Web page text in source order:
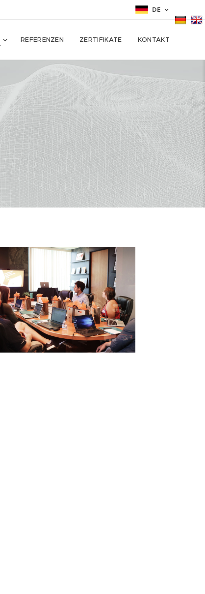
DE
REFERENZEN ZERTIFIKATE KONTAKT